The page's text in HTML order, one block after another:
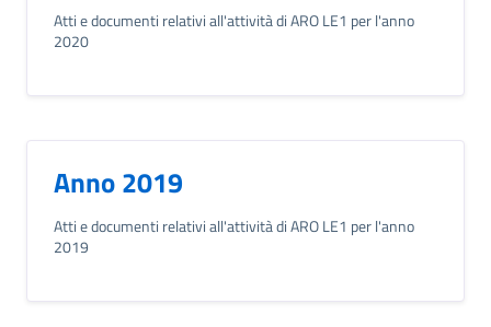
Atti e documenti relativi all'attività di ARO LE1 per l'anno
2020
Anno 2019
Atti e documenti relativi all'attività di ARO LE1 per l'anno
2019